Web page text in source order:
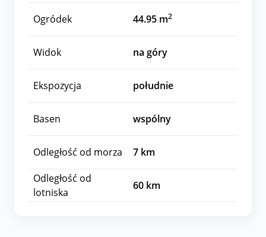
Ogródek 44.95 m2
Widok na góry
Ekspozycja południe
Basen wspólny
Odległość od morza 7 km
Odległość od
lotniska
60 km